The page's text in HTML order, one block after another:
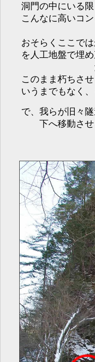
洞門の中にいる
こんなに高いコ
おそらくここで
を人工地盤で埋
このまま朽ちさ
いうまでもなく
で、我らが旧々
下へ移動さ